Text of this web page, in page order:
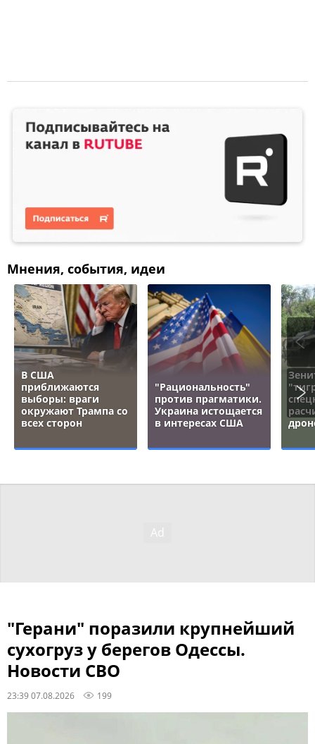
Мнения, события, идеи
В США
приближаются
выборы: враги
окружают Трампа со
всех сторон
"Рациональность"
против прагматики.
Украина истощается
в интересах США
"Герани" поразили крупнейший
сухогруз у берегов Одессы.
Новости СВО
23:39 07.08.2026 199